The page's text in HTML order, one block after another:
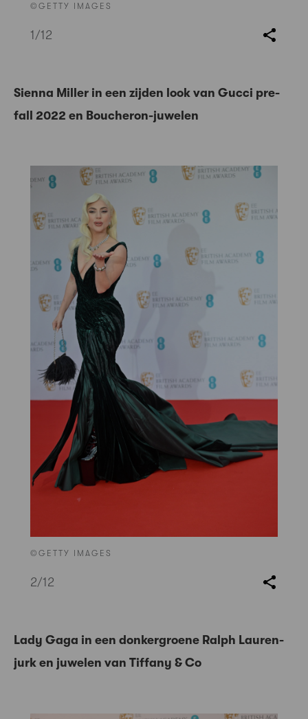
©GETTY IMAGES
1/12
Sienna Miller in een zijden look van Gucci pre-
fall 2022 en Boucheron-juwelen
©GETTY IMAGES
2/12
Lady Gaga in een donkergroene Ralph Lauren-
jurk en juwelen van Tiffany & Co